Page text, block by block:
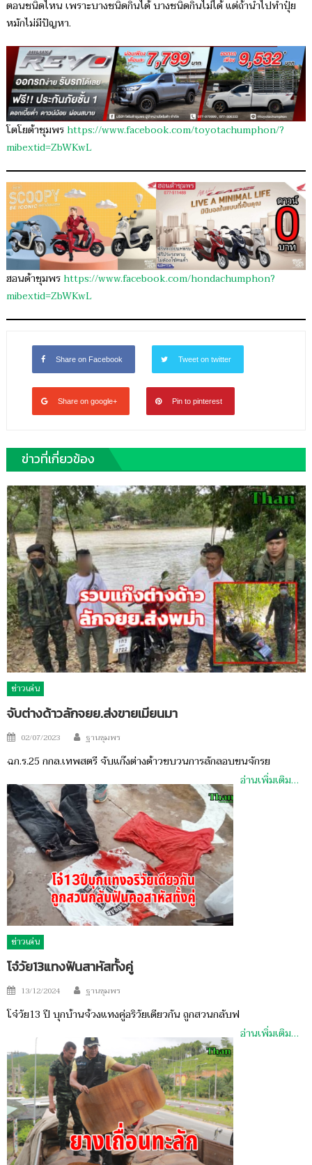
ตอนชนิดไหน เพราะบางชนิดกินได้ บางชนิดกินไม่ได้ แต่ถ้านำไปทำปุ๋ย
หมักไม่มีปัญหา.
โตโยต้าชุมพร https://www.facebook.com/toyotachumphon/?
mibextid=ZbWKwL
ฮอนด้าชุมพร https://www.facebook.com/hondachumphon?
mibextid=ZbWKwL
Share on Facebook Tweet on twitter
Share on google+ Pin to pinterest
ข่าวที่เกี่ยวข้อง
ข่าวเด่น
จับต่างด้าวลักจยย.ส่งขายเมียนมา
Posted
02/07/2023 Author
ฐานชุมพร
ฉก.ร.25 กกล.เทพสตรี จับแก๊งต่างด้าวขบวนการลักลอบขนจักรย
อ่านเพิ่มเติม…
ข่าวเด่น
โจ๋วัย13แทงฟันสาหัสทั้งคู่
Posted
13/12/2024 Author
ฐานชุมพร
โจ๋วัย13 ปี บุกบ้านจ้วงแทงคู่อริวัยเดียวกัน ถูกสวนกลับฟ
อ่านเพิ่มเติม…